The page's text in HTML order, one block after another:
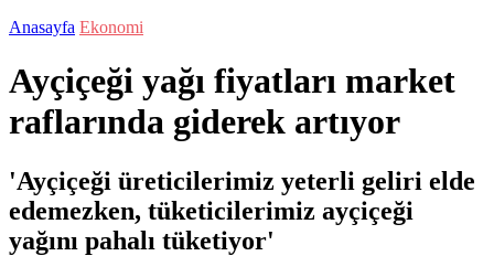
Anasayfa Ekonomi
Ayçiçeği yağı fiyatları market
raflarında giderek artıyor
'Ayçiçeği üreticilerimiz yeterli geliri elde
edemezken, tüketicilerimiz ayçiçeği
yağını pahalı tüketiyor'